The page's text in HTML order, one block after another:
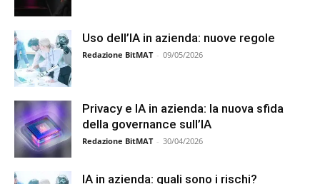
Uso dell’IA in azienda: nuove regole
Redazione BitMAT - 09/05/2026
Privacy e IA in azienda: la nuova sfida
della governance sull’IA
Redazione BitMAT - 30/04/2026
IA in azienda: quali sono i rischi?